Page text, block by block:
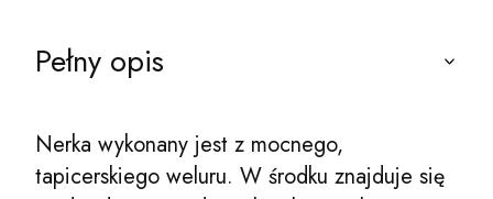
Pełny opis
Nerka wykonany jest z mocnego,
tapicerskiego weluru. W środku znajduje się